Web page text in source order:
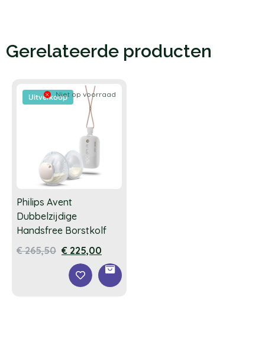
Gerelateerde producten
UitverkoopNiet op voorraad
Philips Avent
Dubbelzijdige
Handsfree Borstkolf
€265,50 € 225,00